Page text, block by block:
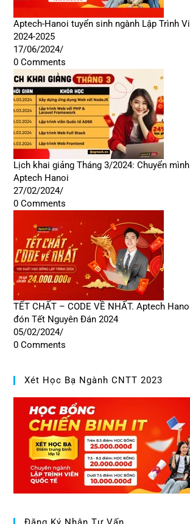
Aptech-Hanoi tuyển sinh ngành Lập Trình
2024-2025
17/06/2024/
0 Comments
Lịch khai giảng Tháng 3/2024: Chuyển
Aptech Hanoi
27/02/2024/
0 Comments
TẾT CHẤT – CODE VỀ NHẤT. Aptech
đón Tết Nguyên Đán 2024
05/02/2024/
0 Comments
Xét Học Bạ Ngành CNTT 2023